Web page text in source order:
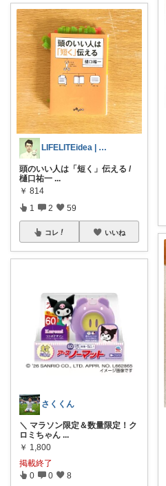
LIFELITEidea | 人生を軽く
頭のいい人は「短く」伝える /
樋口祐一 ...
￥ 814
1 2 59
コレ いいね
さくくん
​＼ マラソン限定＆数量限定！ク
ロミちゃん ...
￥ 1,800
掲載終了
0 0 8